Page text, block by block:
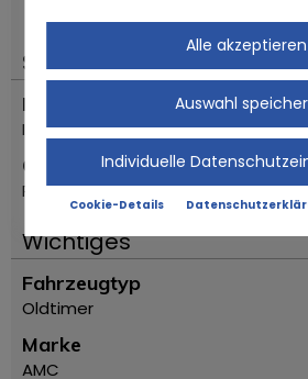
Standort
Land
Italien
Ort
Reggio Emilia
Wichtiges
Fahrzeugtyp
Oldtimer
Marke
AMC
Alle akzeptieren
Auswahl
Individuelle
Cookie-Details